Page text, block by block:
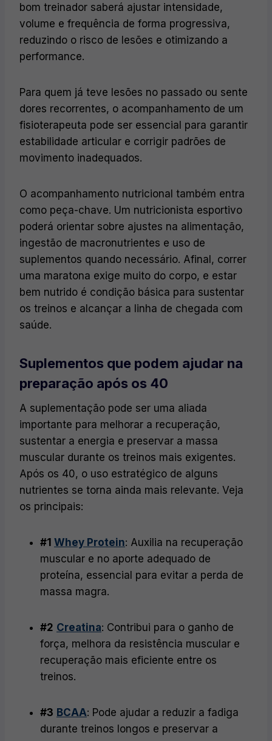
bom treinador saberá ajustar intensidade,
volume e frequência de forma progressiva,
reduzindo o risco de lesões e otimizando a
performance.
Para quem já teve lesões no passado ou sente
dores recorrentes, o acompanhamento de um
fisioterapeuta pode ser essencial para garantir
estabilidade articular e corrigir padrões de
movimento inadequados.
O acompanhamento nutricional também entra
como peça-chave. Um nutricionista esportivo
poderá orientar sobre ajustes na alimentação,
ingestão de macronutrientes e uso de
suplementos quando necessário. Afinal, correr
uma maratona exige muito do corpo, e estar
bem nutrido é condição básica para sustentar
os treinos e alcançar a linha de chegada com
saúde.
Suplementos que podem ajudar na
preparação após os 40
A suplementação pode ser uma aliada
importante para melhorar a recuperação,
sustentar a energia e preservar a massa
muscular durante os treinos mais exigentes.
Após os 40, o uso estratégico de alguns
nutrientes se torna ainda mais relevante. Veja
os principais:
#1 Whey Protein: Auxilia na recuperação
muscular e no aporte adequado de
proteína, essencial para evitar a perda de
massa magra.
#2 Creatina: Contribui para o ganho de
força, melhora da resistência muscular e
recuperação mais eficiente entre os
treinos.
#3 BCAA: Pode ajudar a reduzir a fadiga
durante treinos longos e preservar a